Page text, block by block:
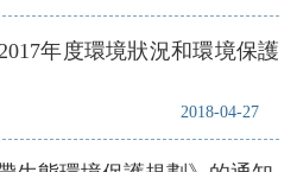
2018-04-27
年度環境狀況和環境保護